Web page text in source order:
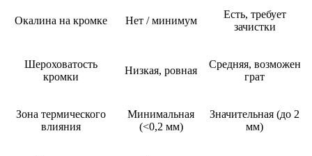
Окалина на кромке Нет / минимум
Есть, требует
зачистки
Шероховатость
кромки
Низкая, ровная
Средняя, возможен
грат
Зона термического
влияния
Минимальная
(<0,2 мм)
Значительная (до 2
мм)